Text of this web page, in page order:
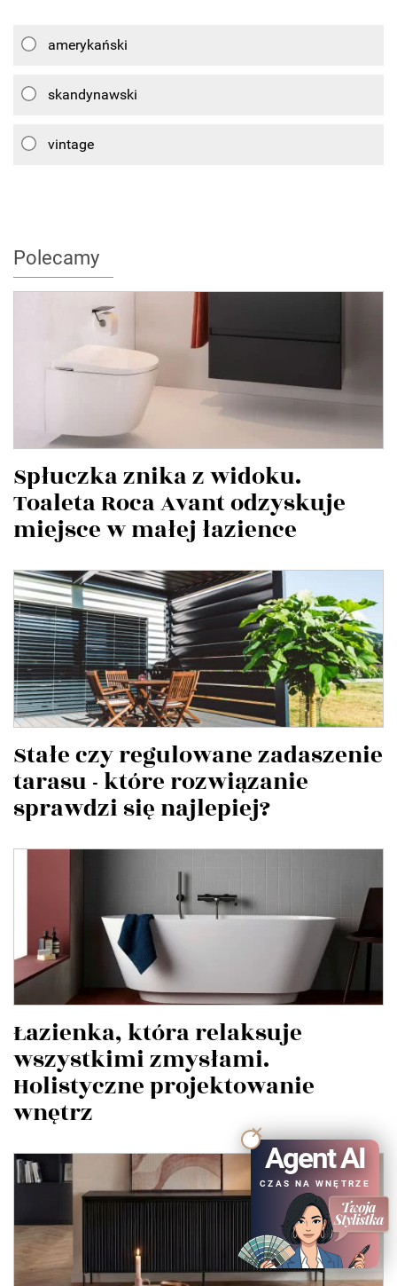
amerykański
skandynawski
vintage
Polecamy
Spłuczka znika z widoku.
Toaleta Roca Avant odzyskuje
miejsce w małej łazience
Stałe czy regulowane zadaszenie
tarasu - które rozwiązanie
sprawdzi się najlepiej?
Łazienka, która relaksuje
wszystkimi zmysłami.
Holistyczne projektowanie
wnętrz
Agent AI
CZAS NA WNĘTRZE